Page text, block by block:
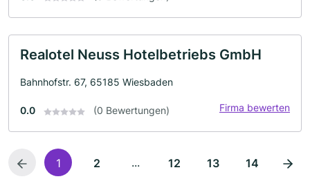
Realotel Neuss Hotelbetriebs GmbH
Bahnhofstr. 67, 65185 Wiesbaden
0.0 (0 Bewertungen) Firma bewerten
1 2 ... 12 13 14